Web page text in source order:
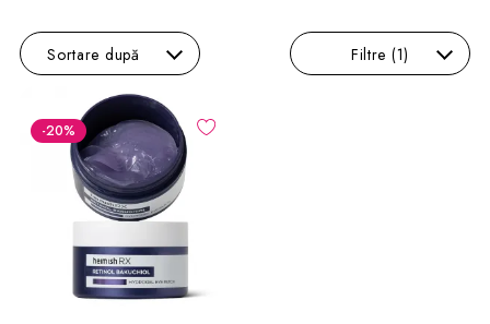
Sortare după Filtre (1)
-20%